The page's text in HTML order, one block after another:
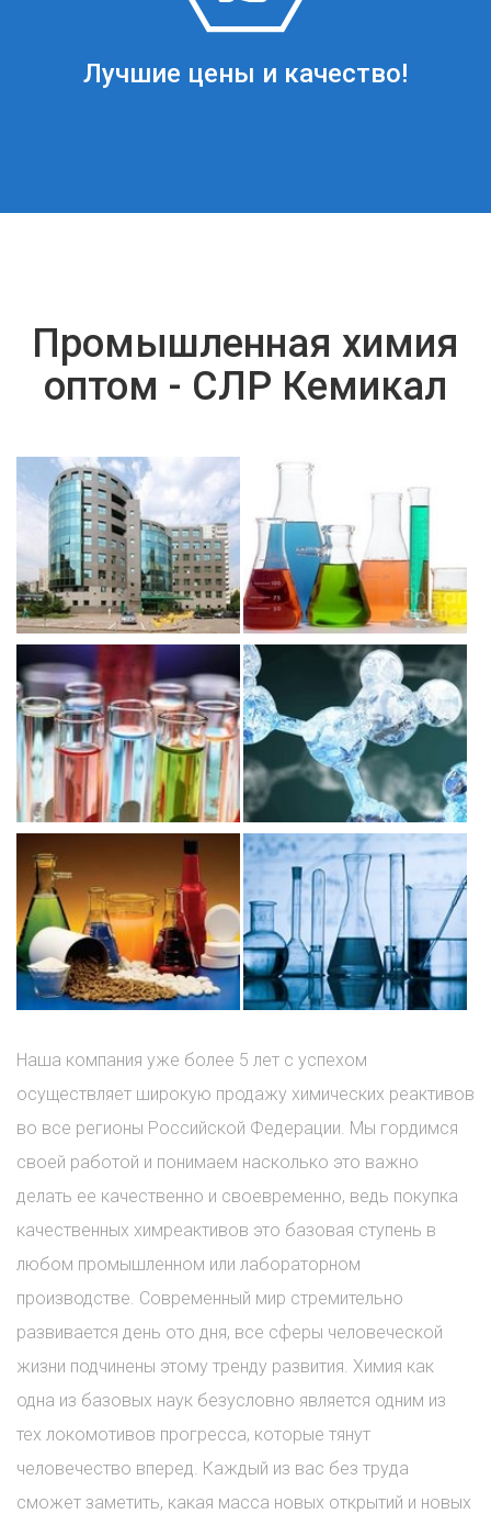
Лучшие цены и качество!
Промышленная химия
оптом - СЛР Кемикал
Наша компания уже более 5 лет с успехом
осуществляет широкую продажу химических реактивов
во все регионы Российской Федерации. Мы гордимся
своей работой и понимаем насколько это важно
делать ее качественно и своевременно, ведь покупка
качественных химреактивов это базовая ступень в
любом промышленном или лабораторном
производстве. Современный мир стремительно
развивается день ото дня, все сферы человеческой
жизни подчинены этому тренду развития. Химия как
одна из базовых наук безусловно является одним из
тех локомотивов прогресса, которые тянут
человечество вперед. Каждый из вас без труда
сможет заметить, какая масса новых открытий и новых